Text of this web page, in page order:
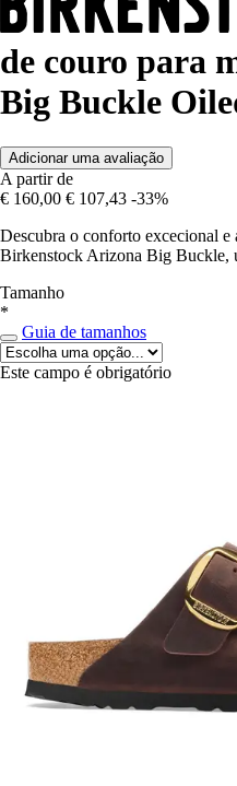
de couro para
Big Buckle
Adicionar uma avaliação
A partir de
€ 160,00 € 107,43 -33%
Descubra o conforto excecional e
Birkenstock Arizona Big Buckle,
Tamanho
*
Guia de tamanhos
Este campo é obrigatório